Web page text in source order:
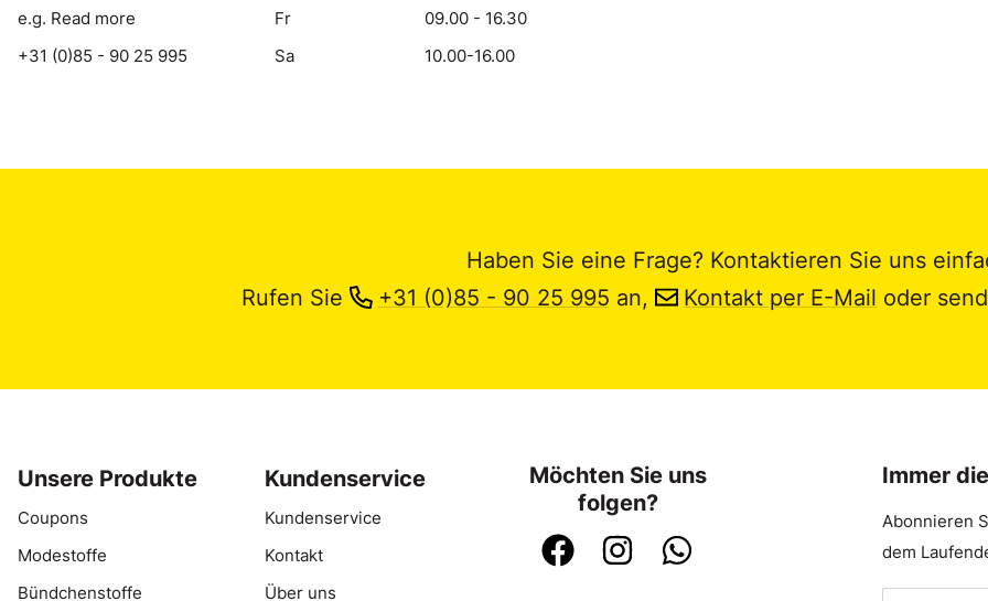
e.g. Read more
+31 (0)85 - 90 25 995
Fr
09.00 - 16.30
Sa
10.00-16.00
Haben Sie eine Frage? Kontaktieren Sie uns
Rufen Sie
+31 (0)85 - 90 25 995 an, Kontakt per E-Mail oder
Unsere Produkte
Coupons
Modestoffe
Bündchenstoffe
Kundenservice
Kundenservice
Kontakt
Über uns
Möchten Sie uns
folgen?
Immer
Abonnieren
dem